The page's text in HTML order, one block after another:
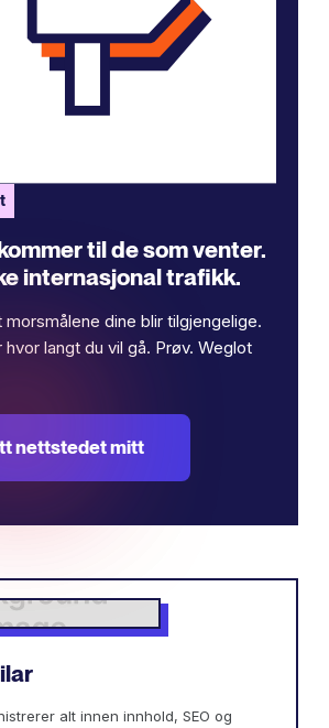
til de som venter.
internasjonal trafikk.
dine blir tilgjengelige.
langt du vil gå. Prøv. Weglot
nettstedet mitt
alt innen innhold, SEO og